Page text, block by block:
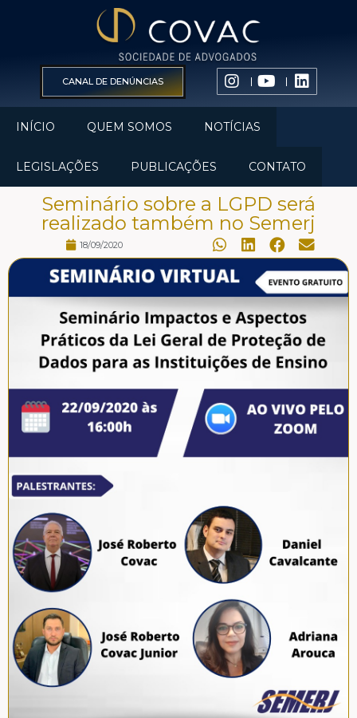
CANAL DE DENÚNCIAS
INÍCIO QUEM SOMOS NOTÍCIAS
LEGISLAÇÕES PUBLICAÇÕES CONTATO
Seminário sobre a LGPD será
realizado também no Semerj
18/09/2020